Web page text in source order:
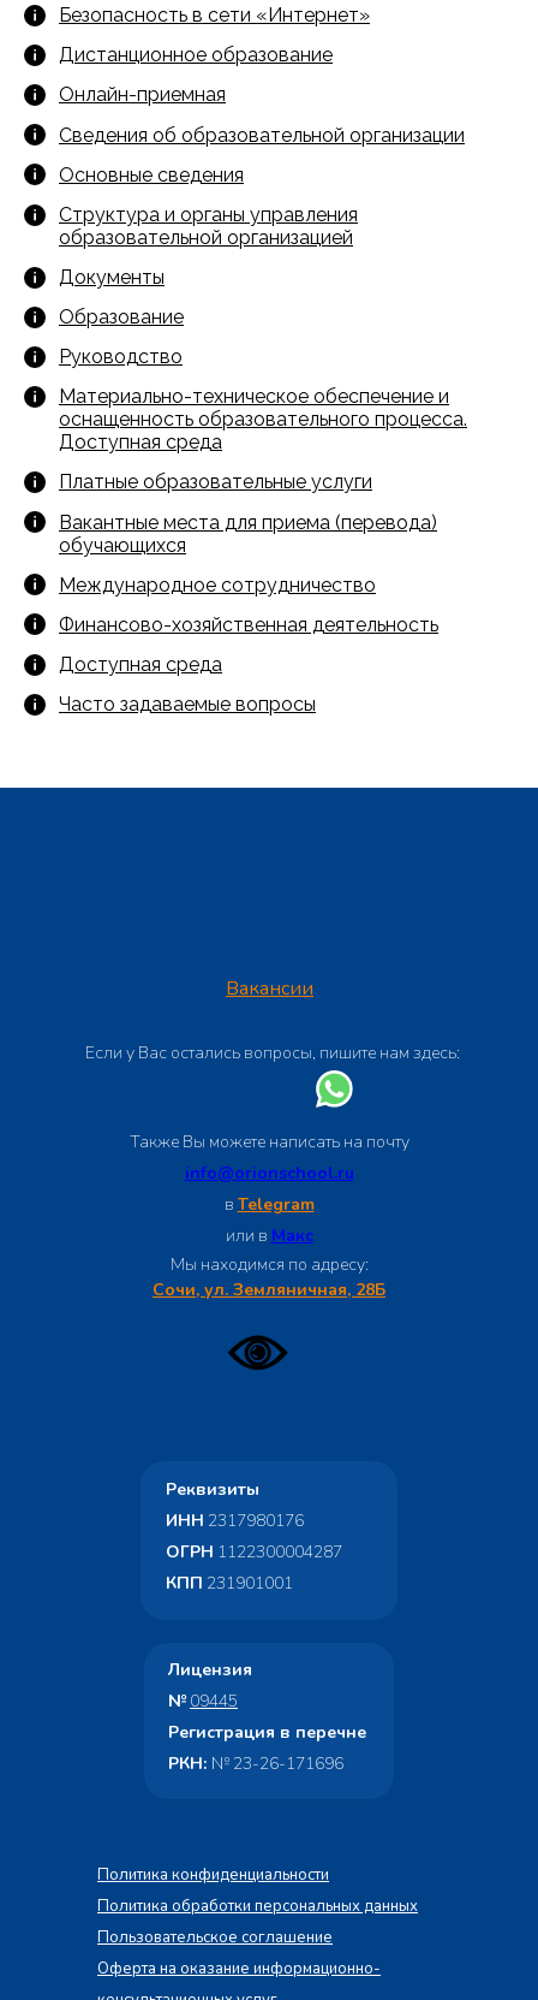
Безопасность в сети «Интернет»
Дистанционное образование
Онлайн-приемная
Сведения об образовательной организации
Основные сведения
Структура и органы управления
образовательной организацией
Документы
Образование
Руководство
Материально-техническое обеспечение и
оснащенность образовательного процесса.
Доступная среда
Платные образовательные услуги
Вакантные места для приема (перевода)
обучающихся
Международное сотрудничество
Финансово-хозяйственная деятельность
Доступная среда
Часто задаваемые вопросы
Вакансии
Если у Вас остались вопросы, пишите нам здесь:
Политика конфиденциальности
Политика обработки персональных данных
Пользовательское соглашение
Оферта на оказание информационно-
Мы находимся по адресу:
Сочи, ул. Земляничная, 28Б
Также Вы можете написать на почту
info@orionschool.ru
в Telegram
или в Макс
Реквизиты
ИНН 2317980176
ОГРН 1122300004287
КПП 231901001
Лицензия
№ 09445
Регистрация в перечне
РКН: № 23-26-171696